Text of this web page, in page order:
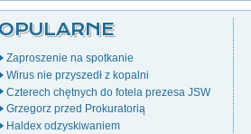
Zaproszenie na spotkanie
Wirus nie przyszedł z kopalni
Czterech chętnych do fotela prezesa JSW
Grzegorz przed Prokuratorią
Haldex odzyskiwaniem